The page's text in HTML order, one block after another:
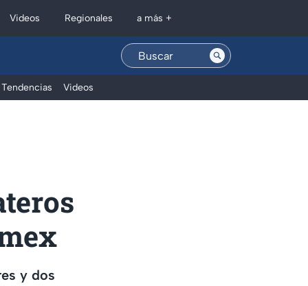
Videos Regionales a más +
Tendencias Videos
y dos